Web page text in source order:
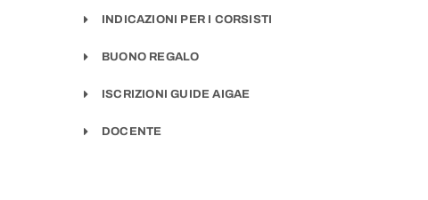
INDICAZIONI PER I CORSISTI
BUONO REGALO
ISCRIZIONI GUIDE AIGAE
DOCENTE